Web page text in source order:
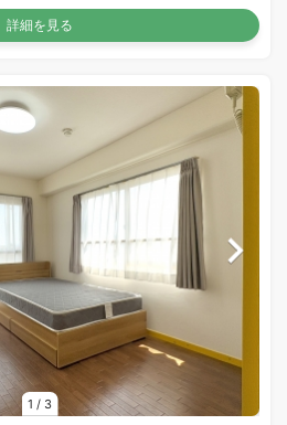
詳細を見る
1 / 3